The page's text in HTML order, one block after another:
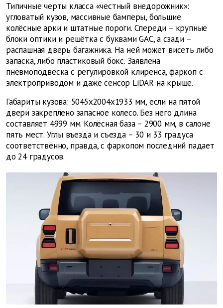
Типичные черты класса «честный внедорожник»:
угловатый кузов, массивные бамперы, большие
колёсные арки и штатные пороги. Спереди – крупные
блоки оптики и решётка с буквами GAC, а сзади –
распашная дверь багажника. На ней может висеть либо
запаска, либо пластиковый бокс. Заявлена
пневмоподвеска с регулировкой клиренса, фаркоп с
электроприводом и даже сенсор LiDAR на крыше.
Габариты кузова: 5045х2004х1933 мм, если на пятой
двери закреплено запасное колесо. Без него длина
составляет 4999 мм. Колёсная база – 2900 мм, в салоне
пять мест. Углы въезда и съезда – 30 и 33 градуса
соответственно, правда, с фаркопом последний падает
до 24 градусов.